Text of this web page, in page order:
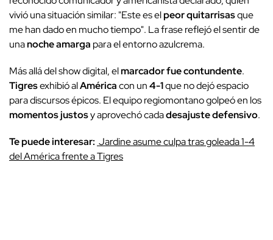
vivió una situación similar: "Este es elpeor quitarrisasque
me han dado en mucho tiempo". La frase reflejó el sentir de
unanoche amarga para el entorno azulcrema.
Más allá del show digital, elmarcador fue contundente.
Tigresexhibió alAméricacon un4-1que no dejó espacio
para discursos épicos. El equipo regiomontano golpeó en los
momentos justosy aprovechó cadadesajuste defensivo.
Te puede interesar: Jardine asume culpa tras goleada 1-4
del América frente a Tigres